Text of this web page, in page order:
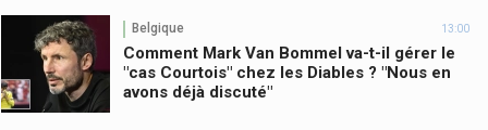
Belgique 13:00
Comment Mark Van Bommel va-t-il gérer le
"cas Courtois" chez les Diables ? "Nous en
avons déjà discuté"